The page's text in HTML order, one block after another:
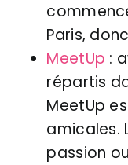
Paris,
MeetUp :
répartis
MeetUp
amicales.
passion